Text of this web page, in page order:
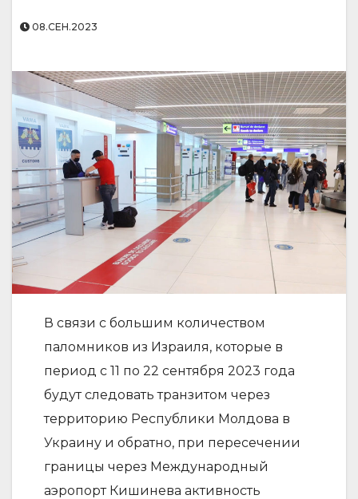
08.СЕН.2023
В связи с большим количеством
паломников из Израиля, которые в
период с 11 по 22 сентября 2023 года
будут следовать транзитом через
территорию Республики Молдова в
Украину и обратно, при пересечении
границы через Международный
аэропорт Кишинева активность